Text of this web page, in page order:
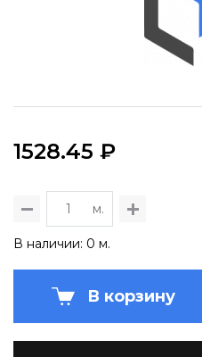
1528.45 ₽
м.
В наличии: 0 м.
В корзину